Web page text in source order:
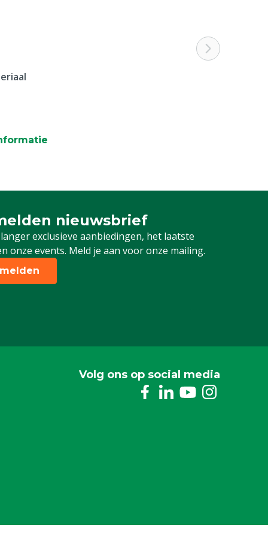
nieuwsbrief
exclusieve aanbiedingen, het laatste
onze events. Meld je aan voor onze mailing.
in voor onze nieuwsbrief
Volg ons op social media